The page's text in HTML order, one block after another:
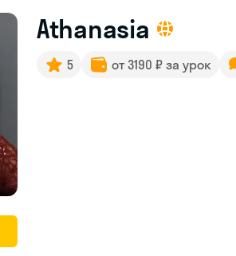
Athanasia
5 от 3190 ₽ за урок